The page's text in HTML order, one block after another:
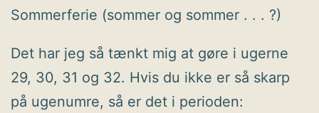
Sommerferie (sommer og sommer . . . ?)
Det har jeg så tænkt mig at gøre i ugerne
29, 30, 31 og 32. Hvis du ikke er så skarp
på ugenumre, så er det i perioden: